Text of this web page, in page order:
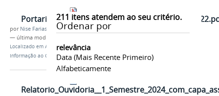
211 itens atendem ao seu critério.
Ordenar por
relevância
Data (mais Recente Primeiro)
Alfabeticamente
por Nise Farias Braga
— última modificação
Localizado em Acesso à Informação
Informação ao Cidadão - SIC /Arquivos